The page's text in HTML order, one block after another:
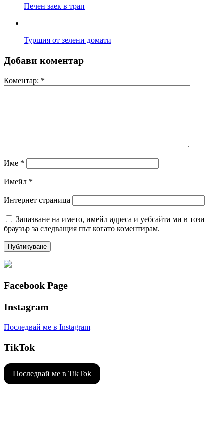
Печен заек в трап
Туршия от зелени домати
Добави коментар
Коментар: *
Име *
Имейл *
Интернет страница
Запазване на името, имейл адреса и уебсайта ми в този
браузър за следващия път когато коментирам.
Facebook Page
Instagram
Последвай ме в Instagram
TikTok
Последвай ме в TikTok